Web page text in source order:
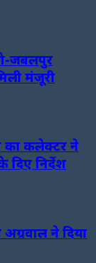
जबलपुर
मंजूरी
का कलेक्टर ने
दिए निर्देश
ने दिया